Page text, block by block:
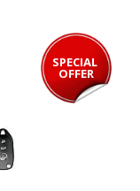
SPECIAL
OFFER